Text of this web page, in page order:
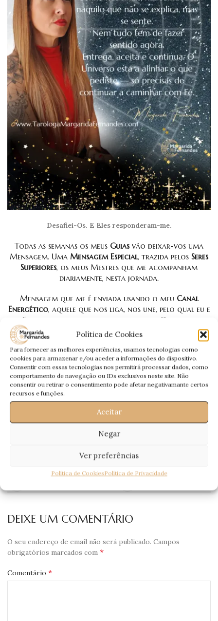
Política de Cookies
Para fornecer as melhores experiências, usamos tecnologias como
cookies para armazenar e/ou aceder a informações do dispositivo.
Consentir com essas tecnologias nos permitirá processar dados, como
comportamento de navegação ou IDs exclusivos neste site. Não
consentir ou retirar o consentimento pode afetar negativamante certos
recursos e funções.
Aceitar
Negar
Ver preferências
Política de CookiesPolítica de Privacidade
Desafiei-Os. E Eles responderam-me.
Todas as semanas os meus Guiasvão deixar-vos uma
Mensagem. Uma Mensagem Especial, trazida pelos Seres
Superiores, os meus Mestres que me acompanham
diariamente, nesta jornada.
Mensagem que me é enviada usando o meu Canal
Energético, aquele que nos liga, nos une, pelo qual eu e
Eles falamos, para que esta mensagem Deles, seja
interpretada por mim através da mediunidade.
UmaMensagem Especial, que quero deixar aqui e
agora… Entendam que é uma Mensagem não minha,
mas Deles 😀
Todas as semanas para vós:
Espirituais, porMargarida Fernandes🙂
Passem a Palavra!
DEIXE UM COMENTÁRIO
O seu endereço de email não será publicado. Campos
obrigatórios marcados com *
Comentário *